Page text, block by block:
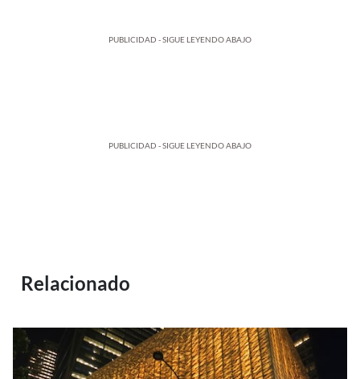
PUBLICIDAD - SIGUE LEYENDO ABAJO
PUBLICIDAD - SIGUE LEYENDO ABAJO
Relacionado